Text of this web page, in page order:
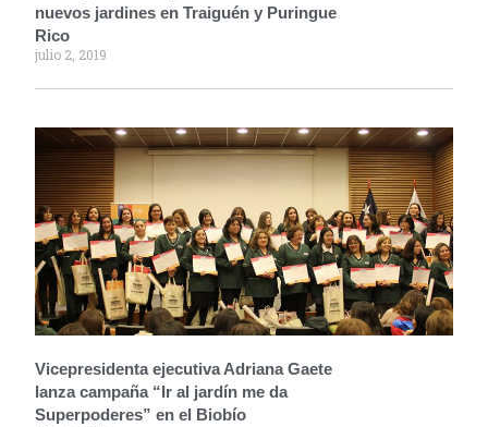
nuevos jardines en Traiguén y Puringue
Rico
julio 2, 2019
Vicepresidenta ejecutiva Adriana Gaete
lanza campaña “Ir al jardín me da
Superpoderes” en el Biobío